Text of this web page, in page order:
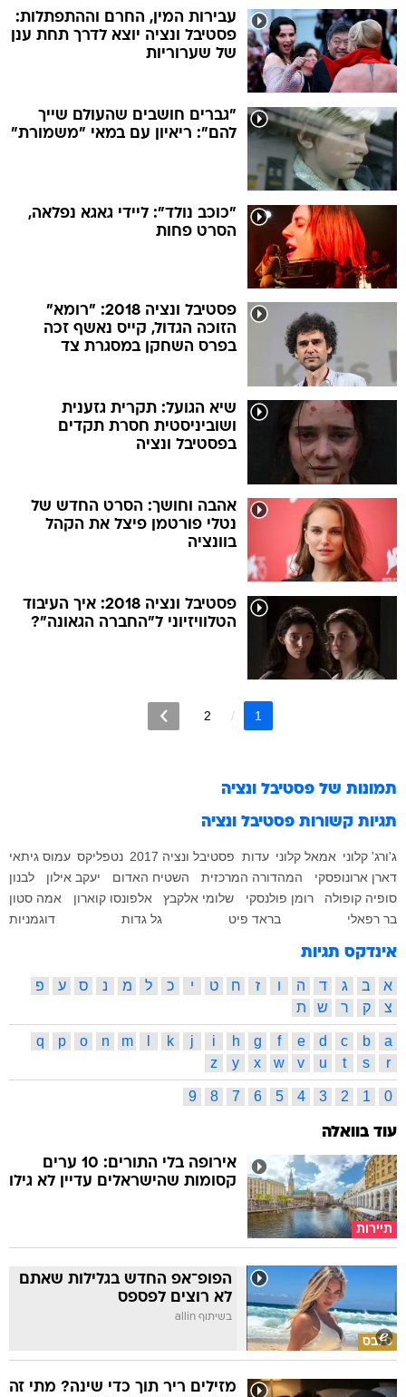
עבירות המין, החרם וההתפתלות:
פסטיבל ונציה יוצא לדרך תחת ענן
של שערוריות
"גברים חושבים שהעולם שייך
להם": ריאיון עם במאי "משמורת"
"כוכב נולד": ליידי גאגא נפלאה,
הסרט פחות
פסטיבל ונציה 2018: "רומא"
הזוכה הגדול, קייס נאשף זכה
בפרס השחקן במסגרת צד
שיא הגועל: תקרית גזענית
ושוביניסטית חסרת תקדים
בפסטיבל ונציה
אהבה וחושך: הסרט החדש של
נטלי פורטמן פיצל את הקהל
בוונציה
פסטיבל ונציה 2018: איך העיבוד
הטלוויזיוני ל"החברה הגאונה"?
1
2
תמונות של פסטיבל ונציה
תגיות קשורות פסטיבל ונציה
ג'ורג' קלוני אמאל קלוני עדות פסטיבל ונציה 2017 נטפליקס עמוס גיתאי
דארן ארונופסקי
המהדורה המרכזית השטיח האדום יעקב אילון
לבנון
סופיה קופולה
רומן פולנסקי שלומי אלקבץ אלפונסו קוארון
אמה סטון
בר רפאלי
בראד פיט גל גדות דוגמניות
אינדקס תגיות
א ב ג ד ה ו ז ח ט י כ ל מ נ ס ע
פ
צ
ק ר ש ת
a
b
c
d
e
f
g
h
i
j
k
m
n
o
p
q
r
s
t
u
v
w
x
y
z
0
1
2
3
4
5
6
7
8
9
עוד בוואלה
תיירות
אירופה בלי התורים: 10 ערים
קסומות שהישראלים עדיין לא גילו
סלבס
הפופ־אפ החדש בגלילות שאתם
לא רוצים לפספס
בשיתוף allin
מזילים ריר תוך כדי שינה? מתי זה